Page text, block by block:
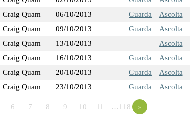
Craig Quam 06/10/2013 Guarda
Ascolta
Craig Quam 09/10/2013 Guarda
Ascolta
Craig Quam 13/10/2013
Ascolta
Craig Quam 16/10/2013 Guarda
Ascolta
Craig Quam 20/10/2013 Guarda
Ascolta
Craig Quam 23/10/2013 Guarda Ascolta
6 7 8 9 10 11 …118 »